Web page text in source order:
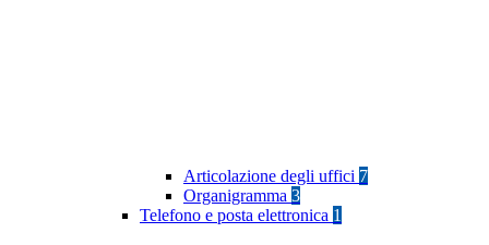
Articolazione degli uffici 7
Organigramma 3
Telefono e posta elettronica 1